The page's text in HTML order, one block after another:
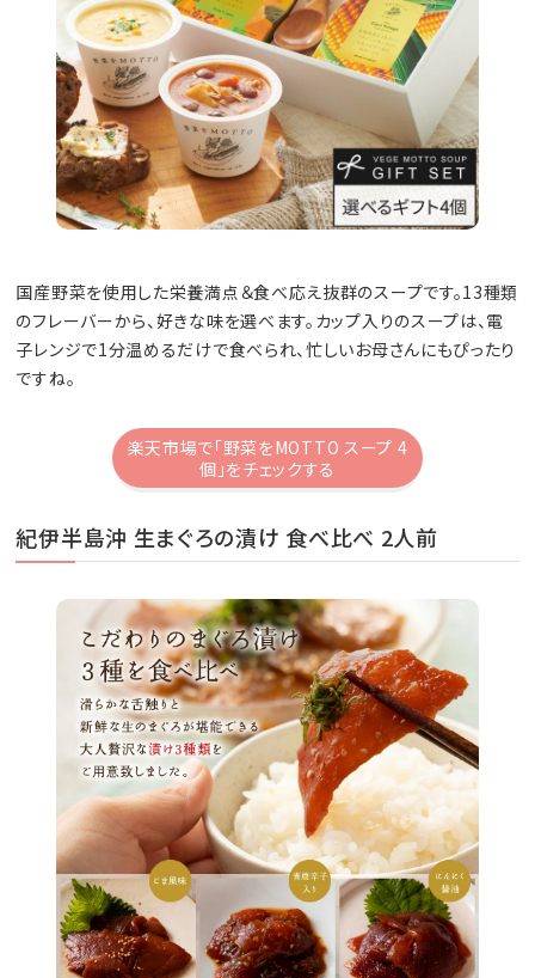
国産野菜を使用した栄養満点＆食べ応え抜群のスープです。13種類
のフレーバーから、好きな味を選べます。カップ入りのスープは、電
子レンジで1分温めるだけで食べられ、忙しいお母さんにもぴったり
ですね。
楽天市場で「野菜をMOTTO スープ 4
個」をチェックする
紀伊半島沖 生まぐろの漬け 食べ比べ 2人前